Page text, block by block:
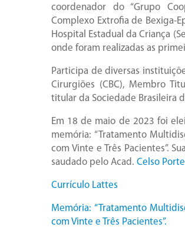
coordenador do “Grupo
Complexo Extrofia de Bexiga-
Hospital Estadual da Criança
onde foram realizadas as
Participa de diversas
Cirurgiões (CBC), Membro
titular da Sociedade Brasileira
Em 18 de maio de 2023 foi
memória: “Tratamento
com Vinte e Três Pacientes”.
saudado pelo Acad. Celso
Currículo Lattes
Memória: “Tratamento
com Vinte e Três Pacientes”.